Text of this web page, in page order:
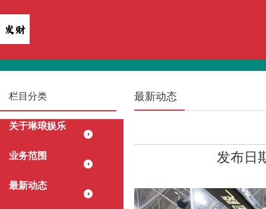
栏目分类
关于琳琅娱乐
业务范围
最新动态
最新动态
发布日